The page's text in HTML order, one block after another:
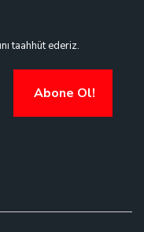
taahhüt ederiz.
Abone Ol!